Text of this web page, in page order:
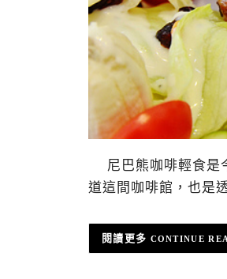
尼巴熊咖啡輕食是
道這間咖啡館，也是
CONTINUE